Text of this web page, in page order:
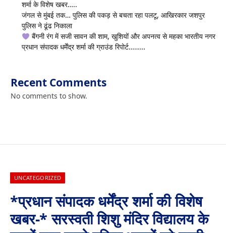
शर्मा के विशेष खबर…..
जंगल से मुंबई तक… पुलिस की पकड़ से बचता रहा पलटू, आखिरकार जशपुर
पुलिस ने ढूंढ निकाला
बैंगनी रंग में सजी सावन की शाम, खुशियों और अपनत्व से महका भारतीय नगर
प्रधान संपादक धर्मेंद्र शर्मा की ग्राउंड रिपोर्ट………
Recent Comments
No comments to show.
UNCATEGORIZED
*प्रधान संपादक धर्मेंद्र शर्मा की विशेष
खबर-* सरस्वती शिशु मंदिर विद्यालय के